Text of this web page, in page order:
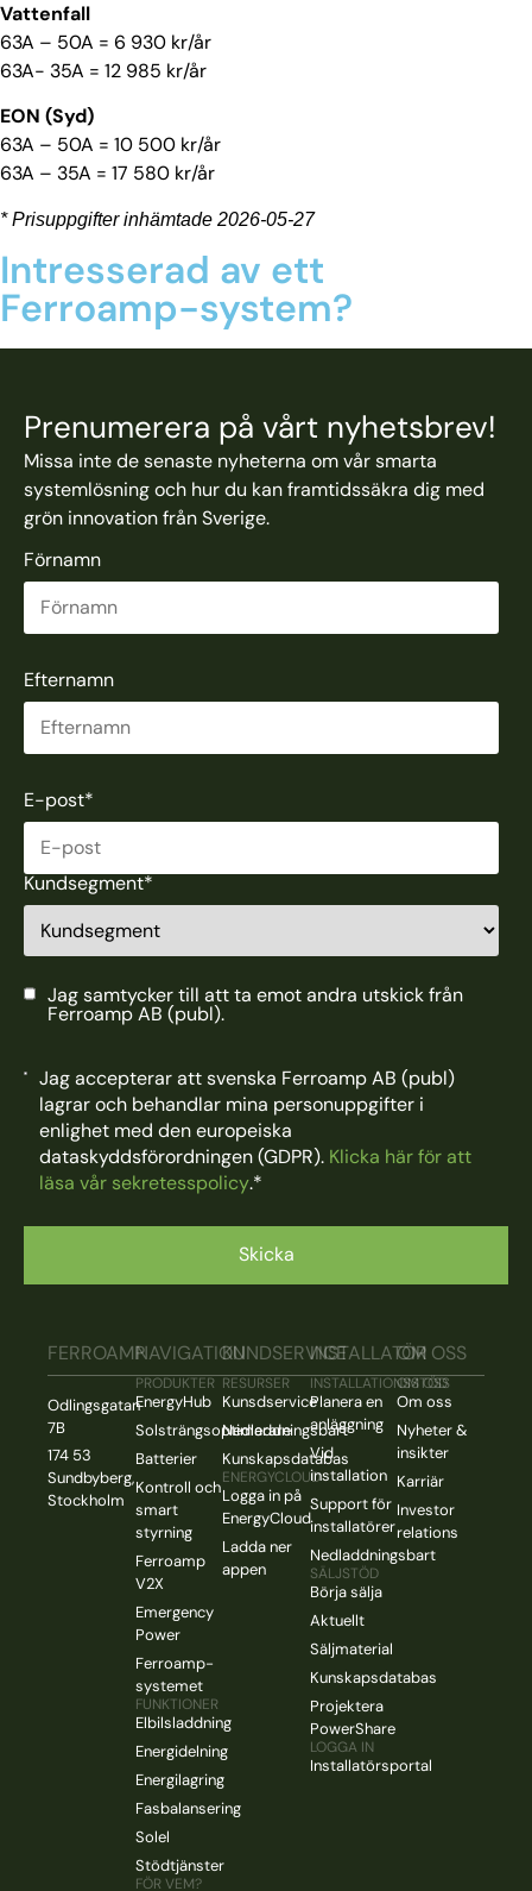
Vattenfall
63A – 50A = 6 930 kr/år
63A- 35A = 12 985 kr/år
EON (Syd)
63A – 50A = 10 500 kr/år
63A – 35A = 17 580 kr/år
* Prisuppgifter inhämtade 2026-05-27
Intresserad av ett
Ferroamp-system?
KONTAKTA INSTALLATÖR
Prenumerera på vårt nyhetsbrev!
Missa inte de senaste nyheterna om vår smarta
systemlösning och hur du kan framtidssäkra dig med
grön innovation från Sverige.
Förnamn
Efternamn
E-post*
Kundsegment*
Jag samtycker till att ta emot andra utskick från
Ferroamp AB (publ).
Jag accepterar att svenska Ferroamp AB (publ)
lagrar och behandlar mina personuppgifter i
enlighet med den europeiska
dataskyddsförordningen (GDPR). Klicka här för att
läsa vår sekretesspolicy.*
FERROAMP
Odlingsgatan
7B
174 53
Sundbyberg,
Stockholm
NAVIGATION
PRODUKTER
EnergyHub
Solsträngsoptimerare
Batterier
Kontroll och
smart
styrning
Ferroamp
V2X
Emergency
Power
Ferroamp-
systemet
FUNKTIONER
Elbilsladdning
Energidelning
Energilagring
Fasbalansering
Solel
Stödtjänster
FÖR VEM?
KUNDSERVICE
RESURSER
Kunsdservice
Nedladdningsbart
Kunskapsdatabas
ENERGYCLOUD
Logga in på
EnergyCloud
Ladda ner
appen
INSTALLATÖR
INSTALLATIONSSTÖD
Planera en
anläggning
Vid
installation
Support för
installatörer
Nedladdningsbart
SÄLJSTÖD
Börja sälja
Aktuellt
Säljmaterial
Kunskapsdatabas
Projektera
PowerShare
LOGGA IN
Installatörsportal
OM OSS
OM OSS
Om oss
Nyheter &
insikter
Karriär
Investor
relations